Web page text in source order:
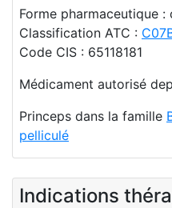
Forme pharmaceutique
Classification ATC :
Code CIS : 65118181
Médicament autorisé
Princeps dans la famille
pelliculé
Indications